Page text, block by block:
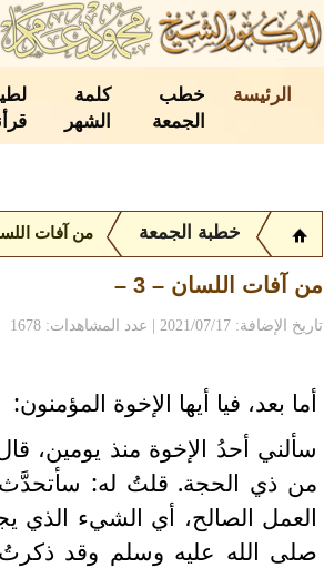
الرئيسة
خطب
الجمعة
كلمة
الشهر
خطبة الجمعة من آفات
من آفات اللسان – 3 –
تاريخ الإضافة: 2021/07/17 | عدد المشاهدات: 1678
أما بعد، فيا أيها الإخوة المؤمنون:
سألني أحدُ الإخوة منذ يومين،
من ذي الحجة. قلتُ له:
العمل الصالح، أي الشيء الذي
صلى الله عليه وسلم وقد ذكرتُ